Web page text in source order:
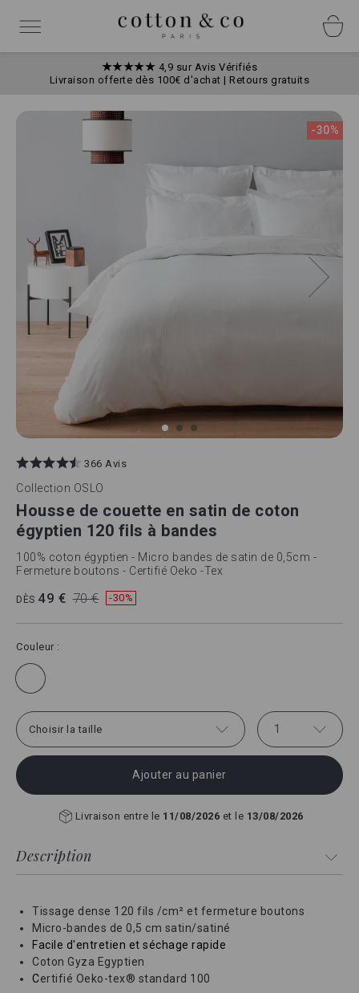
contenu
Basculer
★★★★★ 4,9 sur Avis Vérifiés
Livraison offerte dès 100€ d'achat | Retours gratuits
366 Avis
Collection OSLO
Housse de couette en satin de coton
égyptien 120 fils à bandes
100% coton égyptien - Micro bandes de satin de 0,5cm -
Fermeture boutons - Certifié Oeko -Tex
DÈS 49 € 70 € -30%
Couleur
Choisir la taille 1
Ajouter au panier
Livraison entre le 11/08/2026 et le 13/08/2026
Description
Tissage dense 120 fils /cm² et fermeture boutons
Micro-bandes de 0,5 cm satin/satiné
Facile d'entretien et séchage rapide
Coton Gyza Egyptien
Certifié Oeko-tex® standard 100
-30%
to
the
beginning
the
images
gallery